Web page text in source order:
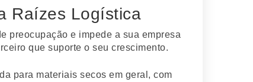
Raízes Logística
preocupação e impede a sua empresa
que suporte o seu crescimento.
para materiais secos em geral, com